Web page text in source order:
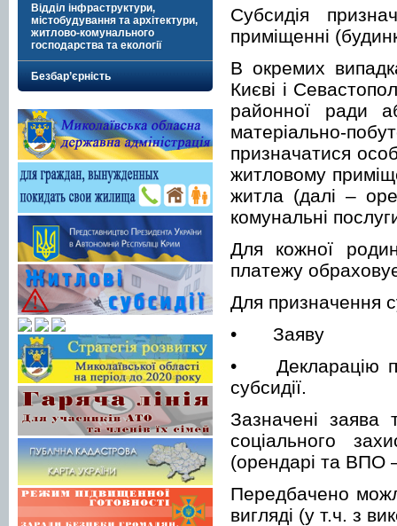
Відділ інфраструктури,
містобудування та архітектури,
житлово-комунального
господарства та екології
Безбар’єрність
Субсидія
приміщенні
В окремих
Києві і
районної ради
матеріально-
призначатися
житловому
житла (далі –
комунальні
Для кожної
платежу
Для призначення
•
Заяву
•
Декларацію
субсидії.
Зазначені заява
соціального
(орендарі та ВПО
Передбачено
вигляді (у т.ч. з